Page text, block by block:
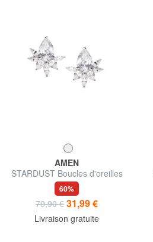
AMEN
STARDUST Boucles d'oreilles
avec zircone
60%
79,90 € 31,99 €
Livraison gratuite